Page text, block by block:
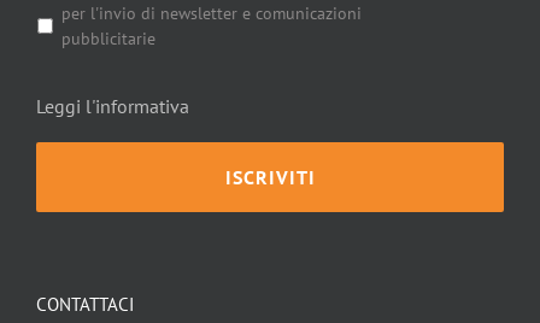
per l'invio di newsletter e comunicazioni
pubblicitarie
Leggi l'informativa
CONTATTACI